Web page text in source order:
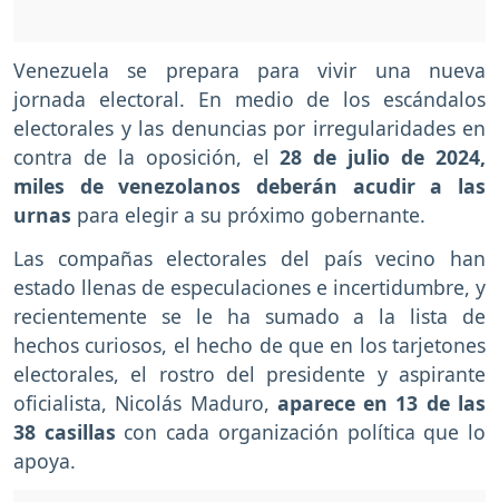
Venezuela se prepara para vivir una nueva
jornada electoral. En medio de los escándalos
electorales y las denuncias por irregularidades en
contra de la oposición, el28 de julio de 2024,
miles de venezolanos deberán acudir a las
urnas para elegir a su próximo gobernante.
Las compañas electorales del país vecino han
estado llenas de especulaciones e incertidumbre, y
recientemente se le ha sumado a la lista de
hechos curiosos, el hecho de que en los tarjetones
electorales, el rostro del presidente y aspirante
oficialista, Nicolás Maduro, aparece en 13 de las
38 casillas con cada organización política que lo
apoya.